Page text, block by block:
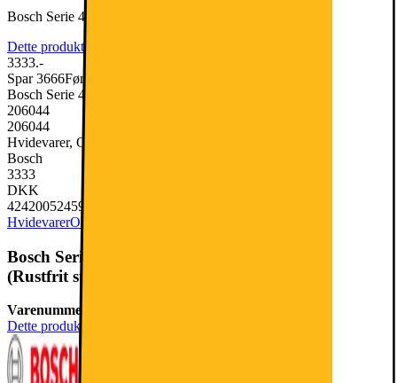
Bosch Serie 4 Opvaskemaskine SMU4HVI72S (Rustfrit stål/Sølv)
Dette produkt er blevet bedømt til 4.6 ud af 5 stjerner.
3333.-
Spar 3666Førpris: 6999.-
Bosch Serie 4 Opvaskemaskine SMU4HVI72S (Rustfrit stål/Sølv)
206044
206044
Hvidevarer, Opvaskemaskine
Bosch
3333
DKK
4242005245970
HvidevarerOpvaskemaskine
Bosch Serie 4 Opvaskemaskine SMU4HVI72S
(Rustfrit stål/Sølv)
Varenummer:
Dette produkt er blevet bedømt til 4.6 ud af 5 stjerner.